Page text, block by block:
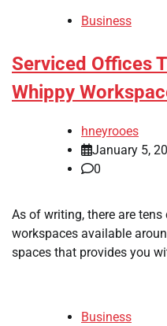
Business
Serviced Offices
Whippy
hneyrooes
January 5,
0
As of writing, there are
workspaces available
spaces that provides you
Business